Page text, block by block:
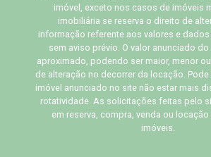
imóvel, exceto nos casos de imóveis
imobiliária se reserva o direito de
informação referente aos valores e
sem aviso prévio. O valor anunciado
aproximado, podendo ser maior, menor
de alteração no decorrer da locação.
imóvel anunciado no site não estar mais
rotatividade. As solicitações feitas pelo
em reserva, compra, venda ou
imóveis.